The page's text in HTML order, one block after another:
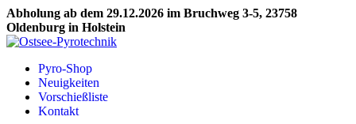
Abholung ab dem 29.12.2026 im Bruchweg 3-5, 23758
Oldenburg in Holstein
Skip
navigation
Skip
contentPyro-Shop
Neuigkeiten
Vorschießliste
Kontakt